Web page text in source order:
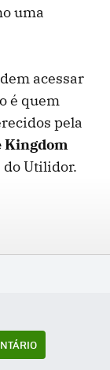
uma
acessar
é quem
pela
Kingdom
Utilidor.